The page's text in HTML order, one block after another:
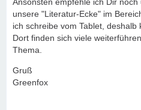
unsere "Literatur-Ecke" im
ich schreibe vom Tablet, deshalb
Dort finden sich viele
Thema.
Gruß
Greenfox